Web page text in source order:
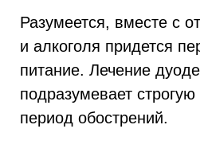
Разумеется, вместе с
и алкоголя придется
питание. Лечение
подразумевает
период обострений.